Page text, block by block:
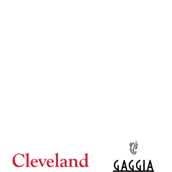
Ver productos